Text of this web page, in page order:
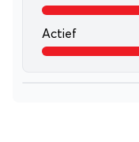
Actief